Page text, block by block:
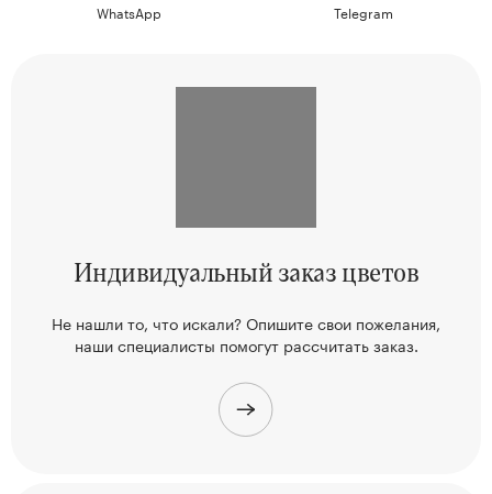
WhatsApp Telegram
Индивидуальныйзаказ цветов
Не нашли то, что искали? Опишите свои пожелания,
нашиспециалисты помогут рассчитать заказ.